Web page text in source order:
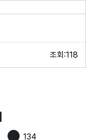
조회:118
134